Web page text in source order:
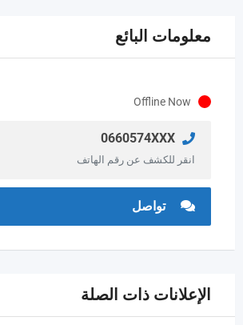
معلومات البائع
Offline Now
0660574XXX
انقر للكشف عن رقم الهاتف
تواصل
الإعلانات ذات الصلة